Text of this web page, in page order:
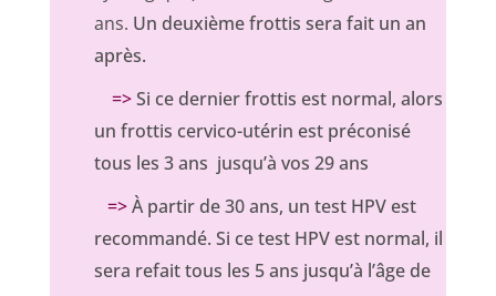
ans. Un deuxième frottis sera fait un an
après.
=>Si ce dernier frottis est normal, alors
un frottis cervico-utérin est préconisé
tous les 3 ans jusqu’à vos 29 ans
=>À partir de 30 ans, un test HPV est
recommandé. Si ce test HPV est normal, il
sera refait tous les 5 ans jusqu’à l’âge de